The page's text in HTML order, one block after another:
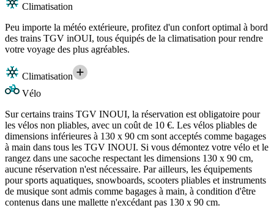
Climatisation
Peu importe la météo extérieure, profitez d'un confort optimal à bord
des trains TGV inOUI, tous équipés de la climatisation pour rendre
votre voyage des plus agréables.
Climatisation
Vélo
Sur certains trains TGV INOUI, la réservation est obligatoire pour
les vélos non pliables, avec un coût de 10 €. Les vélos pliables de
dimensions inférieures à 130 x 90 cm sont acceptés comme bagages
à main dans tous les TGV INOUI. Si vous démontez votre vélo et le
rangez dans une sacoche respectant les dimensions 130 x 90 cm,
aucune réservation n'est nécessaire. Par ailleurs, les équipements
pour sports aquatiques, snowboards, scooters pliables et instruments
de musique sont admis comme bagages à main, à condition d'être
contenus dans une mallette n'excédant pas 130 x 90 cm.